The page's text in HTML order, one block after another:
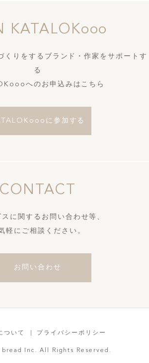
KATALOKooo
KATALOKooo
をするブランド・作家をサポートす
る
へのお申込みはこちら
に参加する
CONTACT
に関するお問い合わせ等、
軽にご相談ください。
お問い合わせ
ついて プライバシーポリシー
Inc. All Rights Reserved.